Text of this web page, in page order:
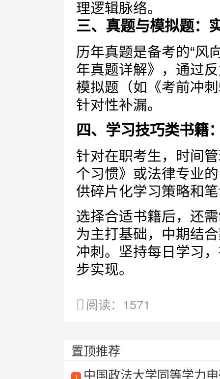
理逻辑脉络。
三、真题与模拟题：
历年真题是备考的“风
年真题详解》，通过
模拟题（如《考前冲
针对性补漏。
四、学习技巧类书籍
针对在职考生，时间
个习惯》或法律专业
供碎片化学习策略和
选择合适书籍后，还
为主打基础，中期结
冲刺。坚持每日学习
步实现。
阅读：1571
置顶推荐
1 中国政法大学同等学力